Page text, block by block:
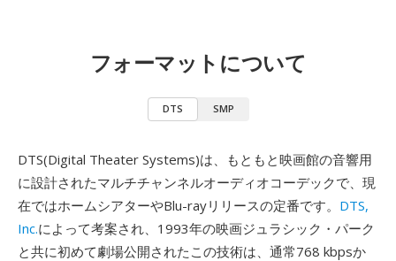
フォーマットについて
DTS SMP
DTS(Digital Theater Systems)は、もともと映画館の音響用
に設計されたマルチチャンネルオーディオコーデックで、現
在ではホームシアターやBlu-rayリリースの定番です。 DTS,
Inc.によって考案され、1993年の映画ジュラシック・パーク
と共に初めて劇場公開されたこの技術は、通常768 kbpsか